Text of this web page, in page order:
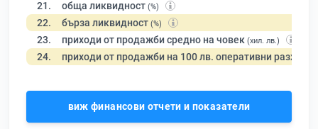
21. обща ликвидност (%)
22. бърза ликвидност (%)
23. приходи от продажби средно на човек (хил. лв.)
24. приходи от продажби на 100 лв. оперативни разходи
виж финансови отчети и показатели